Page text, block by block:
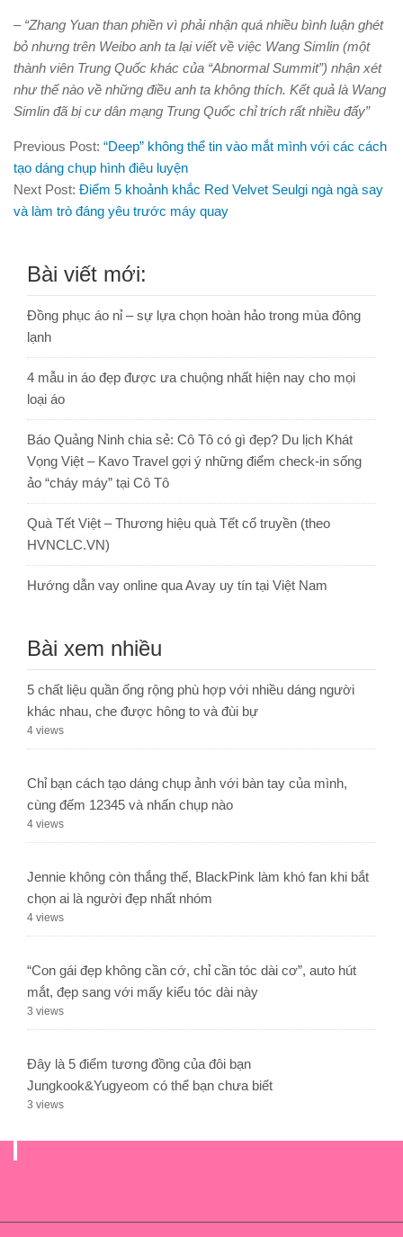
– “Zhang Yuan than phiền vì phải nhận quá nhiều bình luận ghét
bỏ nhưng trên Weibo anh ta lại viết về việc Wang Simlin (một
thành viên Trung Quốc khác của “Abnormal Summit”) nhận xét
như thế nào về những điều anh ta không thích. Kết quả là Wang
Simlin đã bị cư dân mạng Trung Quốc chỉ trích rất nhiều đấy”
Previous Post: “Deep” không thể tin vào mắt mình với các cách
tạo dáng chụp hình điêu luyện
Next Post: Điểm 5 khoảnh khắc Red Velvet Seulgi ngà ngà say
và làm trò đáng yêu trước máy quay
Bài viết mới:
Đồng phục áo nỉ – sự lựa chọn hoàn hảo trong mùa đông
lạnh
4 mẫu in áo đẹp được ưa chuộng nhất hiện nay cho mọi
loại áo
Báo Quảng Ninh chia sẻ: Cô Tô có gì đẹp? Du lịch Khát
Vọng Việt – Kavo Travel gợi ý những điểm check-in sống
ảo “cháy máy” tại Cô Tô
Quà Tết Việt – Thương hiệu quà Tết cổ truyền (theo
HVNCLC.VN)
Hướng dẫn vay online qua Avay uy tín tại Việt Nam
Bài xem nhiều
5 chất liệu quần ống rộng phù hợp với nhiều dáng người
khác nhau, che được hông to và đùi bự
4 views
Chỉ bạn cách tạo dáng chụp ảnh với bàn tay của mình,
cùng đếm 12345 và nhấn chụp nào
4 views
Jennie không còn thắng thế, BlackPink làm khó fan khi bắt
chọn ai là người đẹp nhất nhóm
4 views
“Con gái đẹp không cần cớ, chỉ cần tóc dài cơ”, auto hút
mắt, đẹp sang với mấy kiểu tóc dài này
3 views
Đây là 5 điểm tương đồng của đôi bạn
Jungkook&Yugyeom có thể bạn chưa biết
3 views